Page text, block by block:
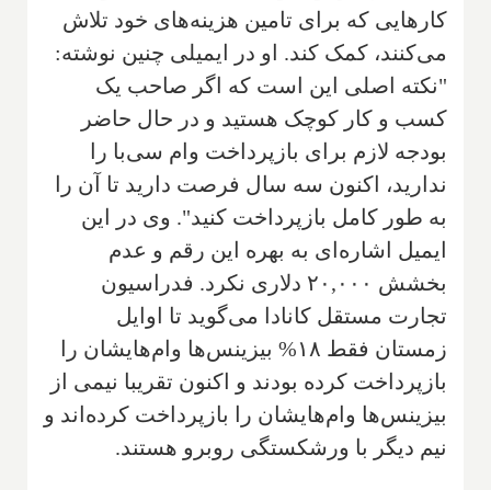
کارهایی که برای تامین هزینه‌های خود تلاش
می‌کنند، کمک کند. او در ایمیلی چنین نوشته:
"نکته اصلی این است که اگر صاحب یک
کسب و کار کوچک هستید و در حال حاضر
بودجه لازم برای بازپرداخت وام سی‌با را
ندارید، اکنون سه سال فرصت دارید تا آن را
به طور کامل بازپرداخت کنید". وی در این
ایمیل اشاره‌ای به بهره این رقم و عدم
بخشش ۲۰,۰۰۰ دلاری نکرد. فدراسیون
تجارت مستقل کانادا می‌گوید تا اوایل
زمستان فقط ۱۸% بیزینس‌ها وام‌هایشان را
بازپرداخت کرده بودند و اکنون تقریبا نیمی از
بیزینس‌ها وام‌هایشان را بازپرداخت کرده‌اند و
نیم دیگر با ورشکستگی روبرو هستند.